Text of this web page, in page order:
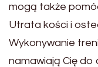
mogą także
Utrata kości i
Wykonywanie
namawiają Cię do